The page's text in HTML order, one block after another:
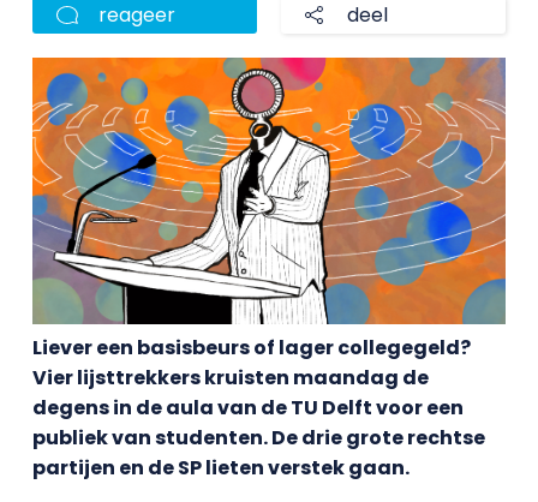
reageer deel
Liever een basisbeurs of lager collegegeld?
Vier lijsttrekkers kruisten maandag de
degens in de aula van de TU Delft voor een
publiek van studenten. De drie grote rechtse
partijen en de SP lieten verstek gaan.